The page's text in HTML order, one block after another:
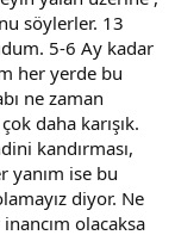
söylerler. 13
5-6 Ay kadar
her yerde bu
ne zaman
daha karışık.
kandırması,
yanım ise bu
diyor. Ne
olacaksa